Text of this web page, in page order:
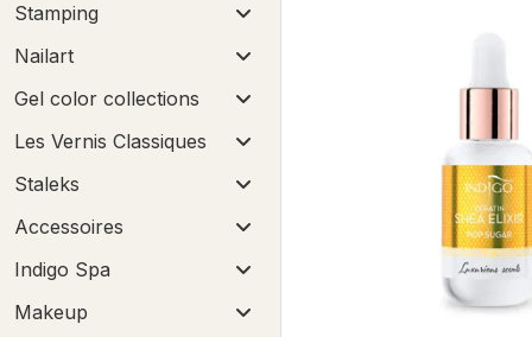
Stamping
Nailart
Gel color collections
Les Vernis Classiques
Staleks
Accessoires
Indigo Spa
Makeup